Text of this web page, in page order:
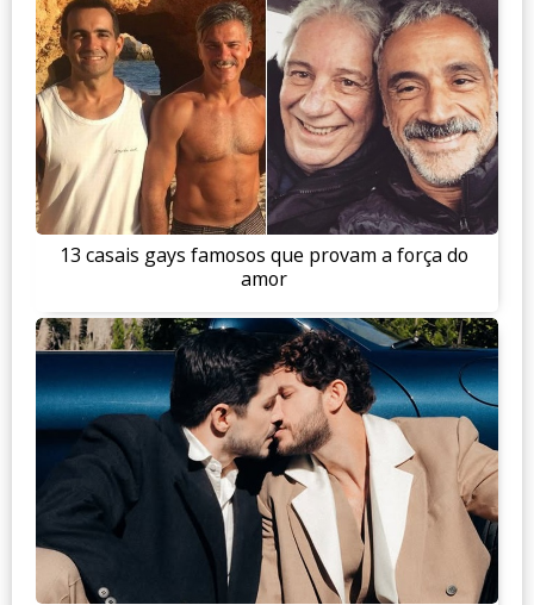
13 casais gays famosos que provam a força do
amor